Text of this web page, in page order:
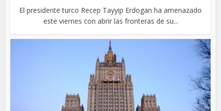
El presidente turco Recep Tayyip Erdogan ha amenazado
este viernes con abrir las fronteras de su...